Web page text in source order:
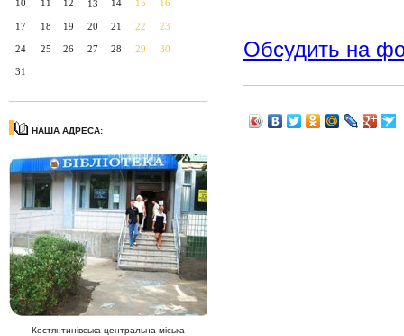
10 11 12 13 14 15 16
17 18 19 20 21 22 23
24 25 26 27 28 29 30
31
НАША АДРЕСА:
Костянтинівська центральна міська
Обсудить на